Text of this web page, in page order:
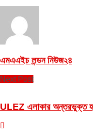
এমএএইচ লন্ডন নিউজ২৪
Next Post
ULEZ এলাকার অন্তরভুক্ত